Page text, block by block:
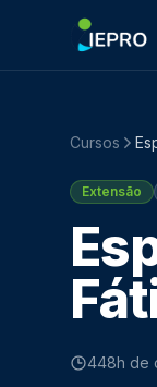
Cursos
Extensão
448h de